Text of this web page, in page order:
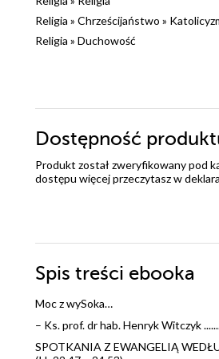
Religia » Chrześcijaństwo »
Religia » Duchowość
Dostępność
Produkt został zweryfikowany pod
dostępu więcej przeczytasz w
Spis treści ebooka
Moc z wySoka…
– Ks. prof. dr hab. Henryk Witczyk
SPOTKANIA Z EWANGELIĄ